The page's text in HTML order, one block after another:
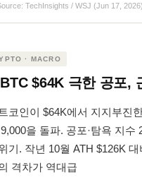
TechInsights / WSJ (Jun 17, 2026)
· MACRO
$64K 극한 공포,
코인이 $64K에서 지지부진
을 돌파. 공포·탐욕 지수
기. 작년 10월 ATH $126K
격차가 역대급